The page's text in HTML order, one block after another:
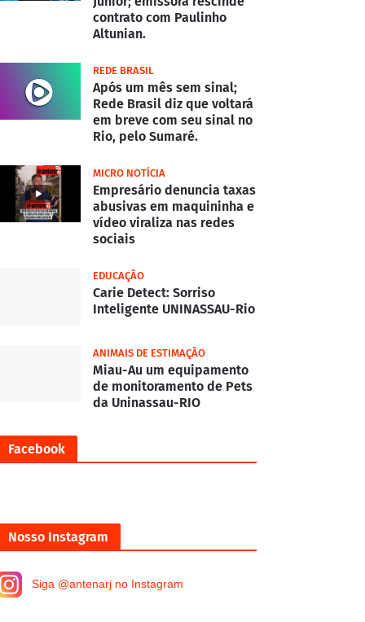
contrato com Paulinho
Altunian.
REDE BRASIL
Após um mês sem sinal;
Rede Brasil diz que voltará
em breve com seu sinal no
Rio, pelo Sumaré.
MICRO NOTÍCIA
Empresário denuncia taxas
abusivas em maquininha e
vídeo viraliza nas redes
sociais
EDUCAÇÃO
Carie Detect: Sorriso
Inteligente UNINASSAU-Rio
ANIMAIS DE ESTIMAÇÃO
Miau-Au um equipamento
de monitoramento de Pets
da Uninassau-RIO
Facebook
Nosso Instagram
Siga @antenarj no Instagram